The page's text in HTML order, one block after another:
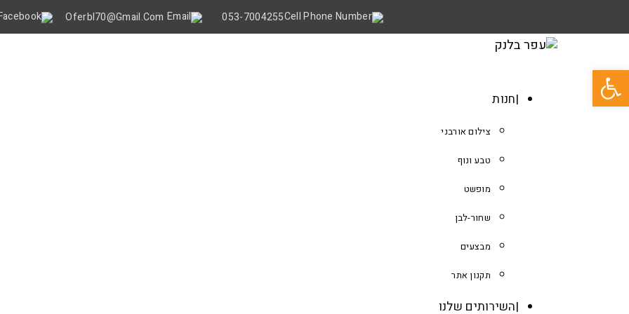
053-7004255
Oferbl70@gmail.Com
חנות
צילום אורבני
טבע ונוף
מופשט
שחור-לבן
מבצעים
תקנון אתר
השירותים שלנו
פתח סרגל נגישות